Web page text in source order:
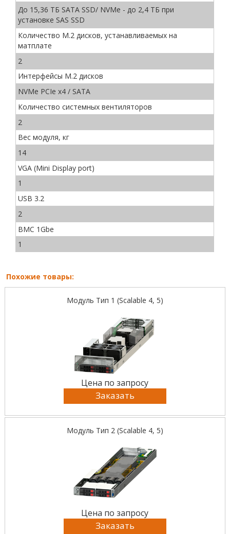
До 15,36 ТБ SATA SSD/ NVMe - до 2,4 ТБ при
установке SAS SSD
Количество М.2 дисков, устанавливаемых на
матплате
2
Интерфейсы М.2 дисков
NVMe PCIe x4 / SATA
Количество системных вентиляторов
2
Вес модуля, кг
14
VGA (Mini Display port)
1
USB 3.2
2
BMC 1Gbe
1
Похожие товары:
Модуль Тип 1 (Scalable 4, 5)
Цена по запросу
Заказать
Модуль Тип 2 (Scalable 4, 5)
Цена по запросу
Заказать